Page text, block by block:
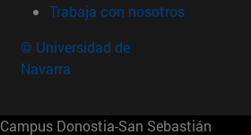
Trabaja con nosotros(abre en
© Universidad de
Navarra
Campus Donostia-San Sebastián